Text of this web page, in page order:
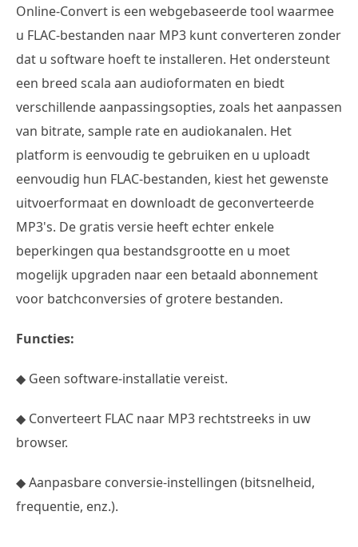
Online-Convert is een webgebaseerde tool waarmee
u FLAC-bestanden naar MP3 kunt converteren zonder
dat u software hoeft te installeren. Het ondersteunt
een breed scala aan audioformaten en biedt
verschillende aanpassingsopties, zoals het aanpassen
van bitrate, sample rate en audiokanalen. Het
platform is eenvoudig te gebruiken en u uploadt
eenvoudig hun FLAC-bestanden, kiest het gewenste
uitvoerformaat en downloadt de geconverteerde
MP3's. De gratis versie heeft echter enkele
beperkingen qua bestandsgrootte en u moet
mogelijk upgraden naar een betaald abonnement
voor batchconversies of grotere bestanden.
Functies:
◆ Geen software-installatie vereist.
◆ Converteert FLAC naar MP3 rechtstreeks in uw
browser.
◆ Aanpasbare conversie-instellingen (bitsnelheid,
frequentie, enz.).